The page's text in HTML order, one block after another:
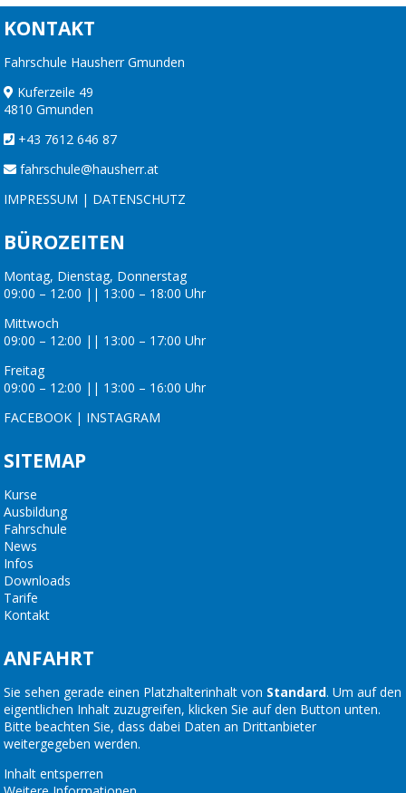
KONTAKT
Fahrschule Hausherr Gmunden
Kuferzeile 49
4810 Gmunden
+43 7612 646 87
fahrschule@hausherr.at
IMPRESSUM | DATENSCHUTZ
BÜROZEITEN
Montag, Dienstag, Donnerstag
09:00 – 12:00 || 13:00 – 18:00 Uhr
Mittwoch
09:00 – 12:00 || 13:00 – 17:00 Uhr
Freitag
09:00 – 12:00 || 13:00 – 16:00 Uhr
FACEBOOK | INSTAGRAM
SITEMAP
Kurse
Ausbildung
Fahrschule
News
Infos
Downloads
Tarife
Kontakt
ANFAHRT
Sie sehen gerade einen Platzhalterinhalt von Standard. Um auf den
eigentlichen Inhalt zuzugreifen, klicken Sie auf den Button unten.
Bitte beachten Sie, dass dabei Daten an Drittanbieter
weitergegeben werden.
Inhalt entsperren